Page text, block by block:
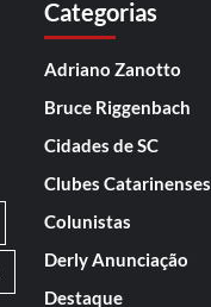
Categorias
Adriano Zanotto
Bruce Riggenbach
Cidades de SC
Clubes Catarinenses
Colunistas
Derly Anunciação
Destaque